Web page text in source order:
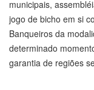
municipais,
jogo de bicho em si
Banqueiros da
determinado
garantia de regiões